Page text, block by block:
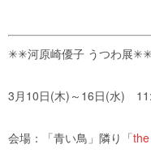
✳✳河原崎優子 うつわ展✳✳
3月10日(木)～16日(水)
会場：「青い鳥」隣り「